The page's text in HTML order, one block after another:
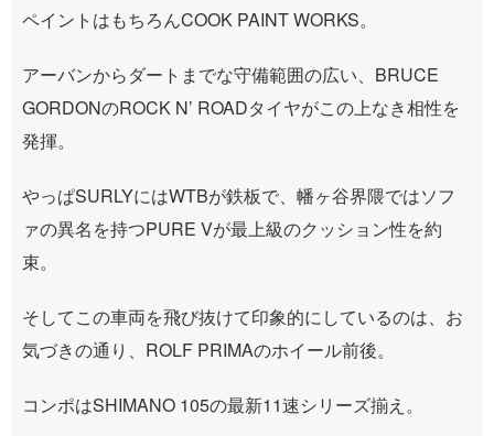
ペイントはもちろんCOOK PAINT WORKS。
アーバンからダートまでな守備範囲の広い、BRUCE
GORDONのROCK N’ ROADタイヤがこの上なき相性を
発揮。
やっぱSURLYにはWTBが鉄板で、幡ヶ谷界隈ではソフ
ァの異名を持つPURE Vが最上級のクッション性を約
束。
そしてこの車両を飛び抜けて印象的にしているのは、お
気づきの通り、ROLF PRIMAのホイール前後。
コンポはSHIMANO 105の最新11速シリーズ揃え。